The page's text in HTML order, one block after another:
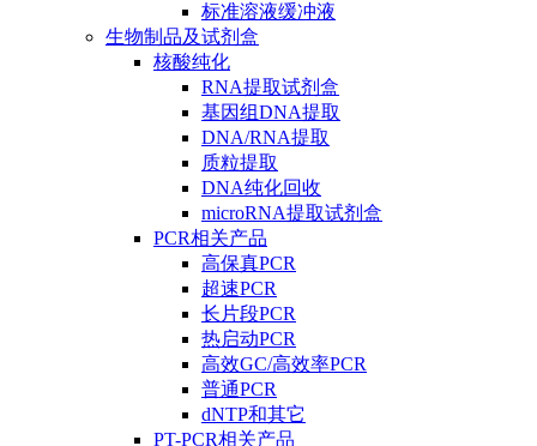
标准溶液缓冲液
生物制品及试剂盒
核酸纯化
RNA提取试剂盒
基因组DNA提取
DNA/RNA提取
质粒提取
DNA纯化回收
microRNA提取试剂盒
PCR相关产品
高保真PCR
超速PCR
长片段PCR
热启动PCR
高效GC/高效率PCR
普通PCR
dNTP和其它
PT-PCR相关产品